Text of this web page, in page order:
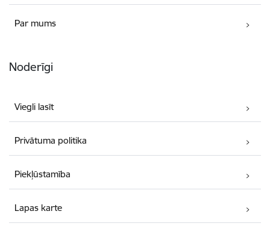
Par mums
Noderīgi
Viegli lasīt
Privātuma politika
Piekļūstamība
Lapas karte